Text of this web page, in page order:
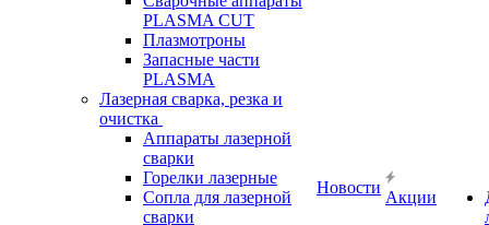
PLASMA CUT
Плазмотроны
Запасные части
PLASMA
Лазерная сварка, резка и
очистка
Аппараты лазерной
сварки
Горелки лазерные
Сопла для лазерной
сварки
Новости
Акции